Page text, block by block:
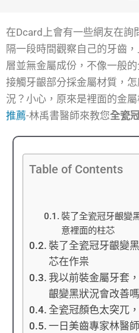
在Dcard上會有一些網友在詢
隔一段時間觀察自己的牙齒
層並無金屬成份，不像一般
接觸牙齦部分採金屬材質，
況？小心，原來是裡面的金屬
推薦-林禹書醫師來教您全瓷
Table of Contents
裝了全瓷冠牙齦變
意裡面的柱芯
裝了全瓷冠牙齦變
芯在作祟
我以前裝金屬牙套
齦變黑狀況會改善
全瓷冠顏色太突兀
一日美齒專家林醫